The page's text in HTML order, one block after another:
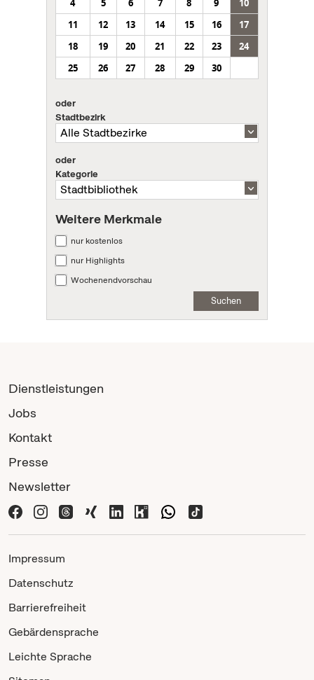
4
5 6 7 8 9
10
11
12 13 14 15 16
17
18
19 20 21 22 23
24
25
26 27 28 29 30
oder
Stadtbezirk
oder
Kategorie
Weitere Merkmale
nur kostenlos
nur Highlights
Wochenendvorschau
Suchen
Dienstleistungen
Jobs
Kontakt
Presse
Newsletter
Impressum
Datenschutz
Barrierefreiheit
Gebärdensprache
Leichte Sprache